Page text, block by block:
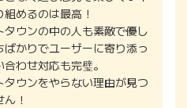
めるのは最高！
タウンの中の人も素敵で優し
ばかりでユーザーに寄り添っ
わせ対応も完璧。
タウンをやらない理由が見つ
！